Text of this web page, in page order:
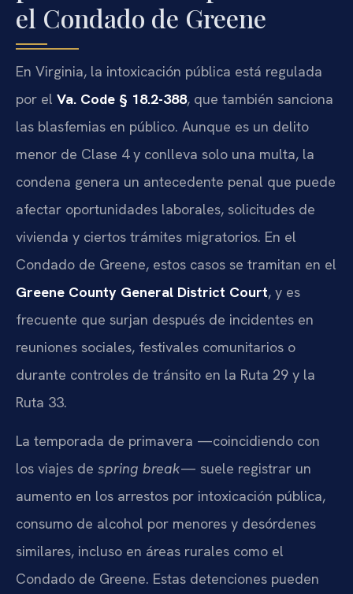
el Condado de Greene
En Virginia, la intoxicación pública está regulada
por el Va. Code § 18.2-388, que también sanciona
las blasfemias en público. Aunque es un delito
menor de Clase 4 y conlleva solo una multa, la
condena genera un antecedente penal que puede
afectar oportunidades laborales, solicitudes de
vivienda y ciertos trámites migratorios. En el
Condado de Greene, estos casos se tramitan en el
Greene County General District Court, y es
frecuente que surjan después de incidentes en
reuniones sociales, festivales comunitarios o
durante controles de tránsito en la Ruta 29 y la
Ruta 33.
La temporada de primavera —coincidiendo con
los viajes de spring break— suele registrar un
aumento en los arrestos por intoxicación pública,
consumo de alcohol por menores y desórdenes
similares, incluso en áreas rurales como el
Condado de Greene. Estas detenciones pueden